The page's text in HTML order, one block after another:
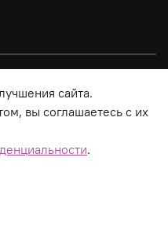
сайта.
вы соглашаетесь с их
.